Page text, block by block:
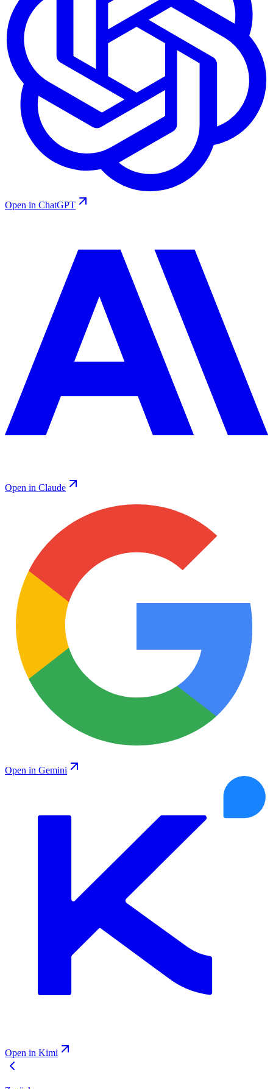
Open in ChatGPT
Open in Claude
Open in Gemini
Open in Kimi